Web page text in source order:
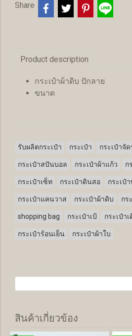
Share
Product description
กระเป๋าผ้าดิบ ปักลาย
ขนาด
รับผลิตกระเป๋า กระเป๋า กระเป๋าจั
กระเป๋าสปันบอล กระเป๋าผ้าแก้ว ก
กระเป๋าเซ็ท กระเป๋าดินสอ กระเป๋
กระเป๋าแคนวาส กระเป๋าผ้าดิบ กร
shopping bag กระเป๋าเป้ กระเป๋า
กระเป๋าร้อนเย็น กระเป๋าผ้าใบ
สินค้าเกี่ยวข้อง